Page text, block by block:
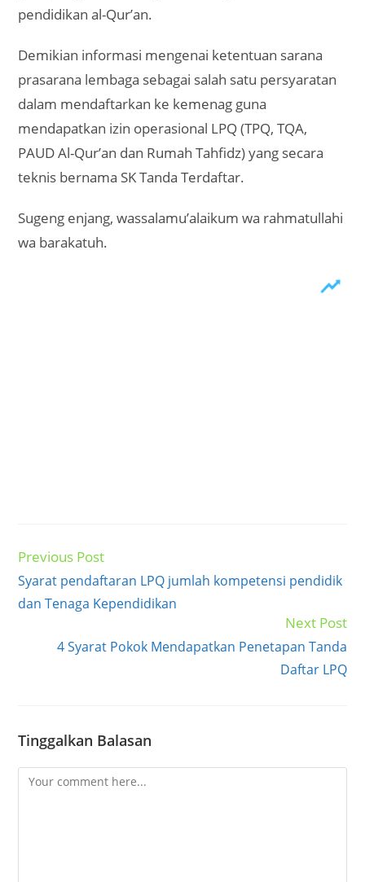
pendidikan al-Qur’an.
Demikian informasi mengenai ketentuan sarana
prasarana lembaga sebagai salah satu persyaratan
dalam mendaftarkan ke kemenag guna
mendapatkan izin operasional LPQ (TPQ, TQA,
PAUD Al-Qur’an dan Rumah Tahfidz) yang secara
teknis bernama SK Tanda Terdaftar.
Sugeng enjang, wassalamu’alaikum wa rahmatullahi
wa barakatuh.
Read
articles
Previous Post
Syarat pendaftaran LPQ jumlah kompetensi pendidik
dan Tenaga Kependidikan
Next Post
4 Syarat Pokok Mendapatkan Penetapan Tanda
Daftar LPQ
Tinggalkan Balasan
Comment